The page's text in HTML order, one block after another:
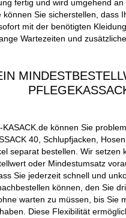
fertig und wird umgehend an
können Sie sicherstellen, dass
mit der benötigten
Wartezeiten und
KASACK.de können Sie
40, Schlupfjacken,
separat bestellen. Wir setzen
oder Mindestumsatz
Sie jederzeit schnell und
können, den Sie
warten zu müssen, bis Sie
Diese Flexibilität